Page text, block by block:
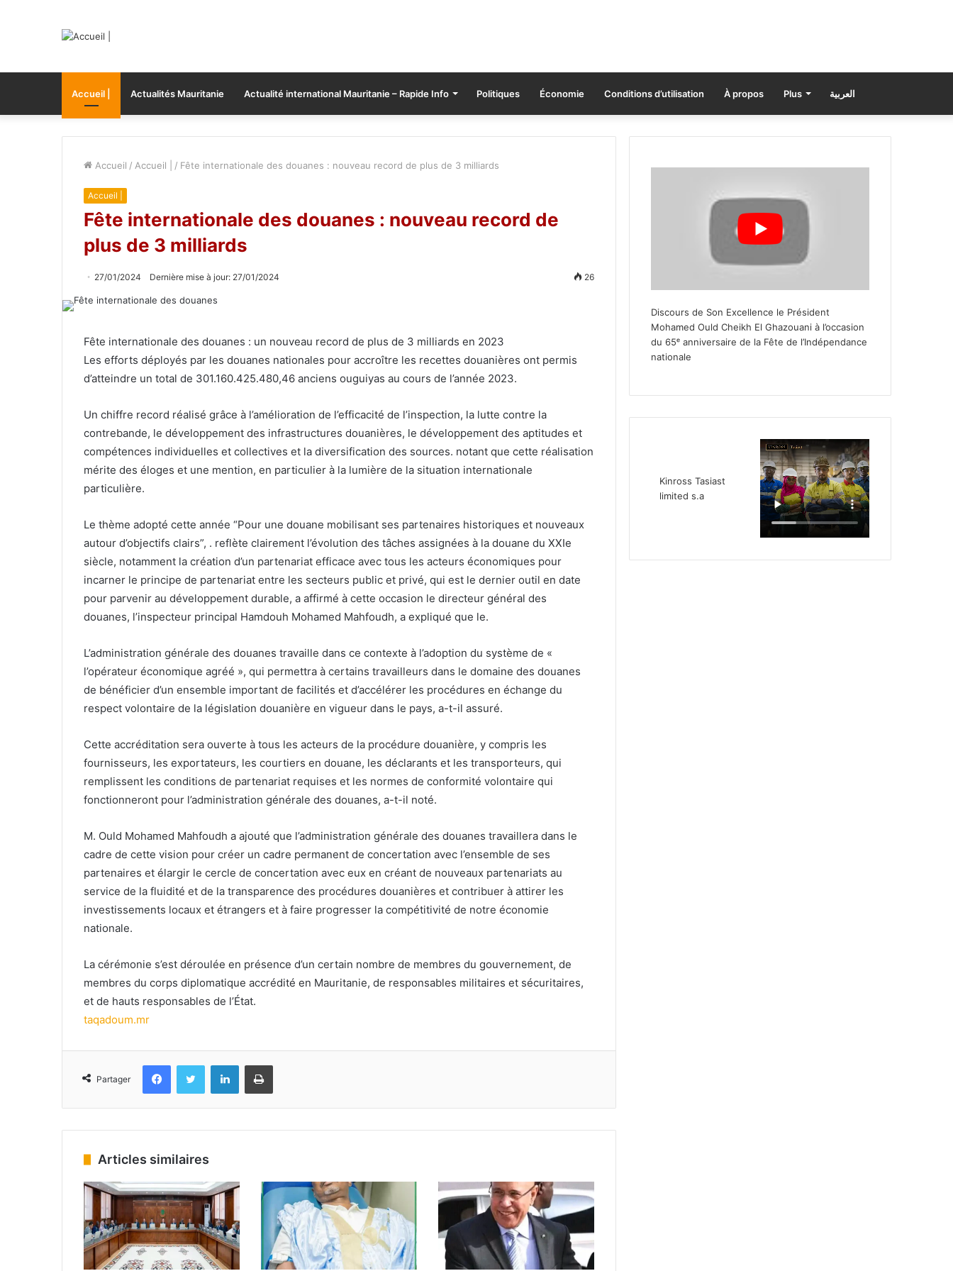
Accueil | Actualités Mauritanie Actualité international Mauritanie – Rapide Info Politiques Économie Conditions d’utilisation À propos Plus العربية
Accueil / Accueil | / Fête internationale des douanes : nouveau record de plus de 3 milliards
Accueil |
Fête internationale des douanes : nouveau record de
plus de 3 milliards
27/01/2024 Dernière mise à jour: 27/01/2024 26
Fête internationale des douanes : un nouveau record de plus de 3 milliards en 2023
Les efforts déployés par les douanes nationales pour accroître les recettes douanières ont permis
d’atteindre un total de 301.160.425.480,46 anciens ouguiyas au cours de l’année 2023.
Un chiffre record réalisé grâce à l’amélioration de l’efficacité de l’inspection, la lutte contre la
contrebande, le développement des infrastructures douanières, le développement des aptitudes et
compétences individuelles et collectives et la diversification des sources. notant que cette réalisation
mérite des éloges et une mention, en particulier à la lumière de la situation internationale
particulière.
Le thème adopté cette année “Pour une douane mobilisant ses partenaires historiques et nouveaux
autour d’objectifs clairs”, . reflète clairement l’évolution des tâches assignées à la douane du XXIe
siècle, notamment la création d’un partenariat efficace avec tous les acteurs économiques pour
incarner le principe de partenariat entre les secteurs public et privé, qui est le dernier outil en date
pour parvenir au développement durable, a affirmé à cette occasion le directeur général des
douanes, l’inspecteur principal Hamdouh Mohamed Mahfoudh, a expliqué que le.
L’administration générale des douanes travaille dans ce contexte à l’adoption du système de «
l’opérateur économique agréé », qui permettra à certains travailleurs dans le domaine des douanes
de bénéficier d’un ensemble important de facilités et d’accélérer les procédures en échange du
respect volontaire de la législation douanière en vigueur dans le pays, a-t-il assuré.
Cette accréditation sera ouverte à tous les acteurs de la procédure douanière, y compris les
fournisseurs, les exportateurs, les courtiers en douane, les déclarants et les transporteurs, qui
remplissent les conditions de partenariat requises et les normes de conformité volontaire qui
fonctionneront pour l’administration générale des douanes, a-t-il noté.
M. Ould Mohamed Mahfoudh a ajouté que l’administration générale des douanes travaillera dans le
cadre de cette vision pour créer un cadre permanent de concertation avec l’ensemble de ses
partenaires et élargir le cercle de concertation avec eux en créant de nouveaux partenariats au
service de la fluidité et de la transparence des procédures douanières et contribuer à attirer les
investissements locaux et étrangers et à faire progresser la compétitivité de notre économie
nationale.
La cérémonie s’est déroulée en présence d’un certain nombre de membres du gouvernement, de
membres du corps diplomatique accrédité en Mauritanie, de responsables militaires et sécuritaires,
et de hauts responsables de l’État.
taqadoum.mr
Partager
FacebookTwitter LinkedinImprimer
Articles similaires
Discours de Son Excellence le Président
Mohamed Ould Cheikh El Ghazouani à l’occasion
du 65ᵉ anniversaire de la Fête de l’Indépendance
nationale
Kinross Tasiast
limited s.a